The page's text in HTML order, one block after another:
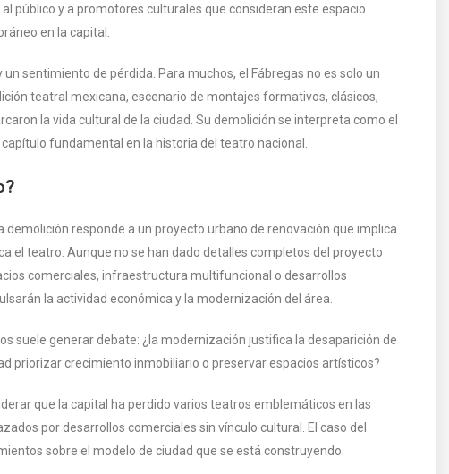
público y a promotores culturales que consideran este espacio
en la capital.
un sentimiento de pérdida. Para muchos, el Fábregas no es solo un
teatral mexicana, escenario de montajes formativos, clásicos,
la vida cultural de la ciudad. Su demolición se interpreta como el
fundamental en la historia del teatro nacional.
demolición responde a un proyecto urbano de renovación que implica
el teatro. Aunque no se han dado detalles completos del proyecto
comerciales, infraestructura multifuncional o desarrollos
la actividad económica y la modernización del área.
suele generar debate: ¿la modernización justifica la desaparición de
priorizar crecimiento inmobiliario o preservar espacios artísticos?
que la capital ha perdido varios teatros emblemáticos en las
por desarrollos comerciales sin vínculo cultural. El caso del
sobre el modelo de ciudad que se está construyendo.